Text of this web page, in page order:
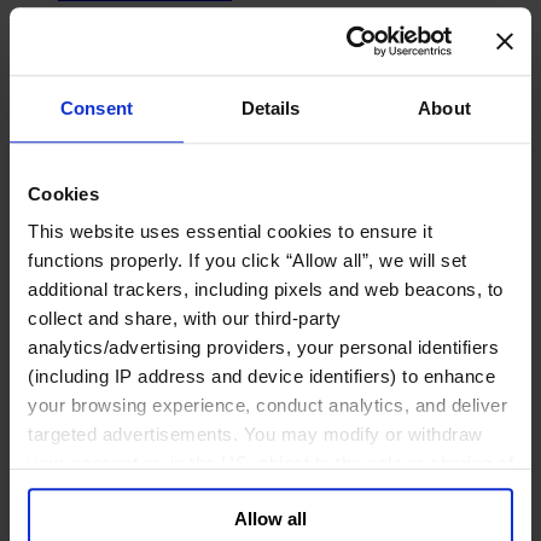
Consent Details About
Cookies
This website uses essential cookies to ensure it
functions properly. If you click “Allow all”, we will set
additional trackers, including pixels and web beacons, to
collect and share, with our third-party
analytics/advertising providers, your personal identifiers
(including IP address and device identifiers) to enhance
your browsing experience, conduct analytics, and deliver
targeted advertisements. You may modify or withdraw
your data for targeted advertising, by clicking “Do Not
Sell or Share My Personal Information” in the footer of
Allow all
公共卫生行业
公共金融业
教育与研究行业
文化、艺术和体育行业
环境与可持续发展咨询
经济、社会与人类发展
消费品行业
体育业
媒体和娱乐业
消费品
零售、服装与奢侈品